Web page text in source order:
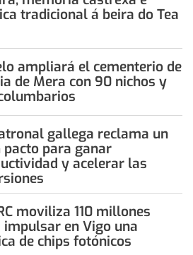
tradicional á beira do Tea
ampliará el cementerio de
de Mera con 90 nichos y
gallega reclama un
pacto para ganar
y acelerar las
moviliza 110 millones
impulsar en Vigo una
de chips fotónicos